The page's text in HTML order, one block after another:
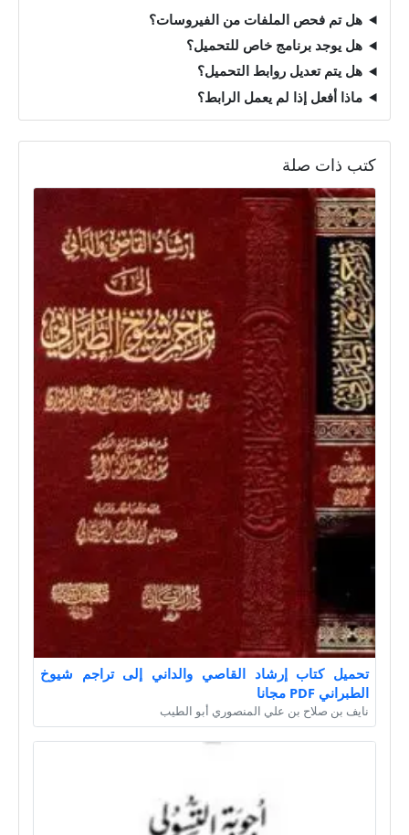
هل تم فحص الملفات من الفيروسات؟
هل يوجد برنامج خاص للتحميل؟
هل يتم تعديل روابط التحميل؟
ماذا أفعل إذا لم يعمل الرابط؟
كتب ذات صلة
تحميل كتاب إرشاد القاصي والداني إلى تراجم شيوخ
الطبراني PDF مجانا
نايف بن صلاح بن علي المنصوري أبو الطيب